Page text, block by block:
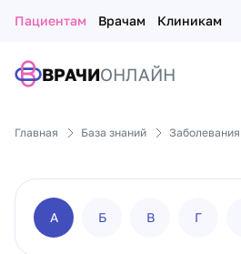
Пациентам Врачам Клиникам
ВРАЧИОНЛАЙН
Главная База знаний Заболевания
А Б В Г